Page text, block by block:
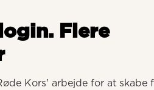
Flere
Kors' arbejde for at skabe